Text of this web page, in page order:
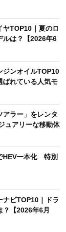
ヤTOP10｜夏のロ
ルは？【2026年6
ジンオイルTOP10
ばれている人気モ
ラー」をレンタ
ュアリーな移動体
HEV一本化 特別
ナビTOP10｜ドラ
【2026年6月